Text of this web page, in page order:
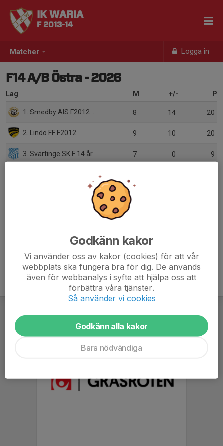
Matcher Logga in
IK WARIA
F 2013-14
F14 A/B Östra - 2026
Lag M +/- P
1. Smedby AIS F2012 Svart 8 14 20
2. Lindö FF F2012 9 10 20
3. Svärtinge SK F 14 år 7 0 9
5. Söderköpings IK F2012-13
7. IK Waria F2012 7
Godkänn kakor
Vi använder oss av kakor (cookies) för att vår
webbplats ska fungera bra för dig. De används
även för webbanalys i syfte att hjälpa oss att
förbättra våra tjänster.
Så använder vi cookies
Godkänn alla kakor
Bara nödvändiga